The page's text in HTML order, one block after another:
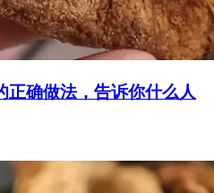
正确做法，告诉你什么人